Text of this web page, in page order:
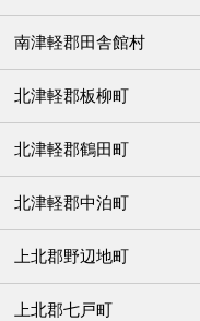
南津軽郡田舎館村
北津軽郡板柳町
北津軽郡鶴田町
北津軽郡中泊町
上北郡野辺地町
上北郡七戸町